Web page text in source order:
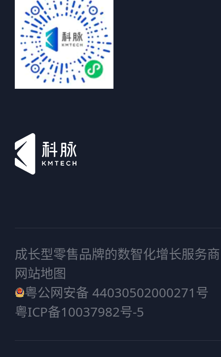
成长型零售品牌的数智化增长服务商
网站地图
粤公网安备 44030502000271号
粤ICP备10037982号-5